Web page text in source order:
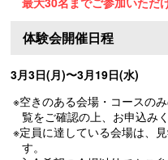
体験会開催日程
3月3日(月)〜3月19日(水)
※空きのある会場・コースの
覧をご確認の上、お申込みく
※定員に達している会場は、
す。